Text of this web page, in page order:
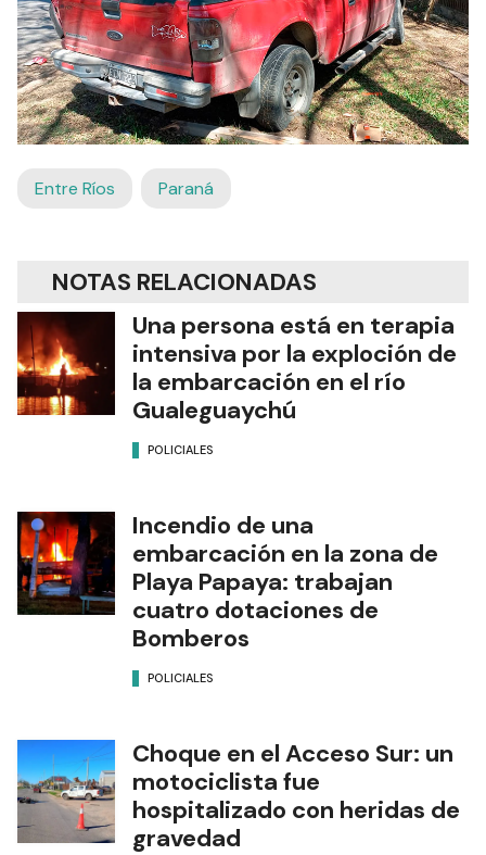
Entre Ríos Paraná
NOTAS RELACIONADAS
Una persona está en terapia
intensiva por la exploción de
la embarcación en el río
Gualeguaychú
POLICIALES
Incendio de una
embarcación en la zona de
Playa Papaya: trabajan
cuatro dotaciones de
Bomberos
POLICIALES
Choque en el Acceso Sur: un
motociclista fue
hospitalizado con heridas de
gravedad